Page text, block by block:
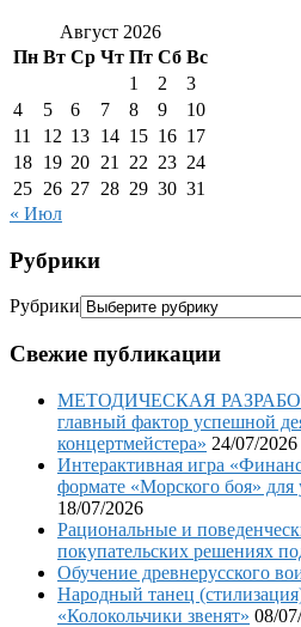
Август 2026
Пн Вт Ср Чт Пт Сб Вс
1
2
3
4
5 6 7 8 9
10
11
12 13 14 15 16 17
18 19 20 21 22 23 24
25 26 27 28 29 30 31
« Июл
Рубрики
Рубрики
Свежие публикации
МЕТОДИЧЕСКАЯ
главный фактор успешной
концертмейстера» 24/07/2026
Интерактивная игра
формате «Морского боя» для
18/07/2026
Рациональные и
покупательских решениях
Обучение древнерусского
Народный танец
«Колокольчики звенят» 08/